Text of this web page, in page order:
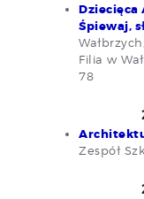
Dziecięca
Śpiewaj,
Filia w
78
Zespół